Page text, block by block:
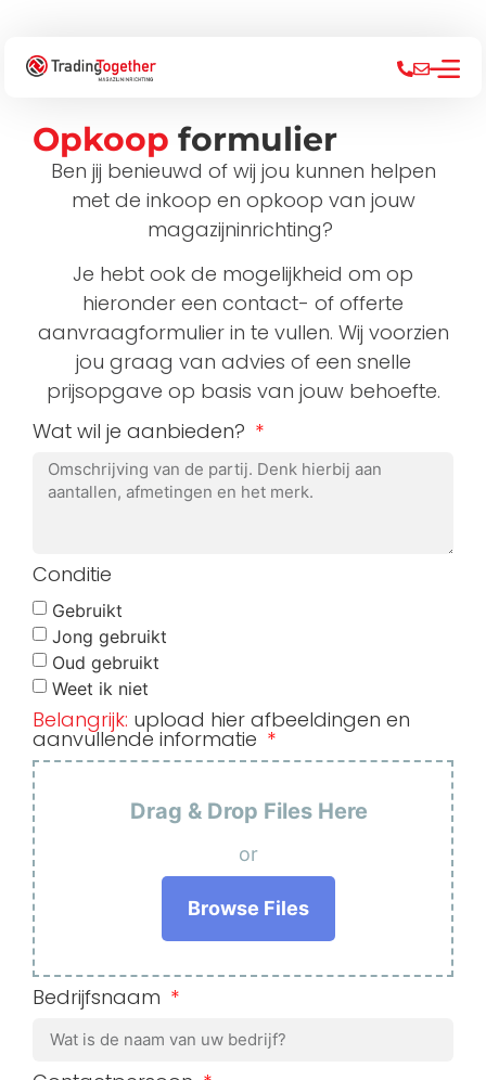
Opkoop formulier
Ben jij benieuwd of wij jou kunnen helpen
met de inkoop en opkoop van jouw
magazijninrichting?
Je hebt ook de mogelijkheid om op
hieronder een contact- of offerte
aanvraagformulier in te vullen. Wij voorzien
jou graag van advies of een snelle
prijsopgave op basis van jouw behoefte.
Wat wil je aanbieden?
Conditie
Gebruikt
Jong gebruikt
Oud gebruikt
Weet ik niet
Belangrijk: upload hier afbeeldingen en
aanvullende informatie
Drag & Drop Files Here
or
Browse Files
Bedrijfsnaam